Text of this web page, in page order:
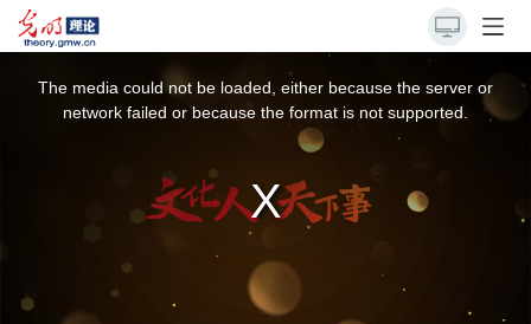
The media could not be loaded, either because the server or
network failed or because the format is not supported.